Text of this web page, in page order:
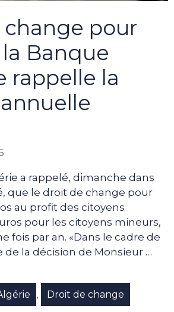
pour
Banque
rappelle la
a rappelé, dimanche dans
que le droit de change pour
au profit des citoyens
pour les citoyens mineurs,
fois par an. «Dans le cadre de
de la décision de Monsieur …
, Droit de change